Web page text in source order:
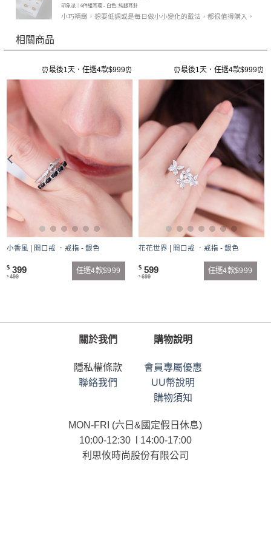
分 5
印象派｜6件組耳環 - 白色, 純銀耳針
小巧精緻，想要低調或是每日做小小變化的戴法，都很值得購入。
相關商品
⏰最後1天．任選4款$999⏰
小香風 | 開口戒 ．戒指 - 銀色
$ 399
$ 499
任選4款$999
⏰最後1天．任選4款$999⏰
花花世界 | 開口戒 ．戒指 - 銀色
$ 599
$ 699
任選4款$999
關於我們
隱私權條款
聯絡我們
購物說明
會員專屬優惠
UU幣說明
購物須知
MON-FRI (六日&國定假日休息)
10:00-12:30 l 14:00-17:00
利思攸時尚股份有限公司